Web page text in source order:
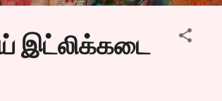
இட்லிக்கடை